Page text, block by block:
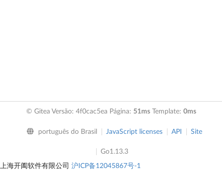
© Gitea Versão: 4f0cac5ea Página: 51msTemplate: 0ms
português do Brasil JavaScript licenses API Site
Go1.13.3
上海开阖软件有限公司 沪ICP备12045867号-1